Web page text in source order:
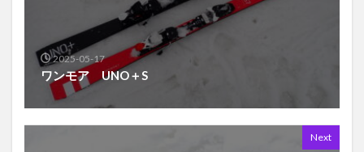
2025-05-17
ワンモア UNO＋S
Next